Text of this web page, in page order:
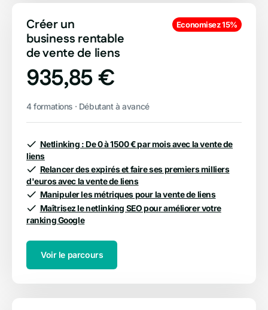
Economisez 15%
Créer un
business rentable
de vente de liens
935,85 €
4 formations · Débutant à avancé
Netlinking : De 0 à 1500 € par mois avec la vente de
liens
Relancer des expirés et faire ses premiers milliers
d'euros avec la vente de liens
Manipuler les métriques pour la vente de liens
Maîtrisez le netlinking SEO pour améliorer votre
ranking Google
Voir le parcours